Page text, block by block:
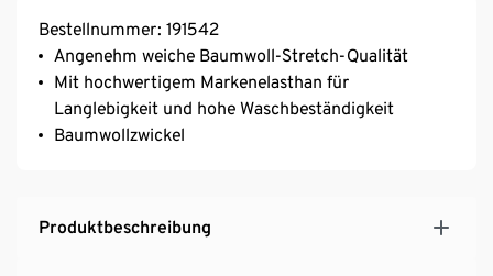
Bestellnummer: 191542
Angenehm weiche Baumwoll-Stretch-Qualität
Mit hochwertigem Markenelasthan für
Langlebigkeit und hohe Waschbeständigkeit
Baumwollzwickel
Produktbeschreibung